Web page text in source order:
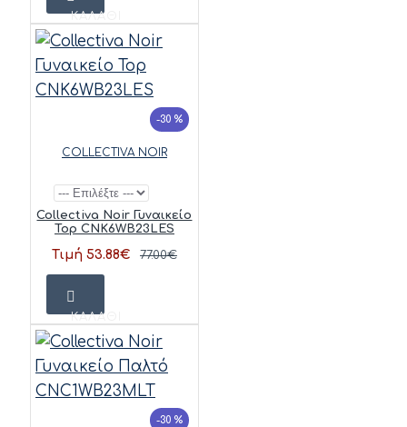
ΚΑΛΆΘΙ
-30 %
COLLECTIVA NOIR
Collectiva Noir Γυναικείο
Top CNK6WB23LES
Τιμή 53.88€ 77.00€
ΚΑΛΆΘΙ
-30 %